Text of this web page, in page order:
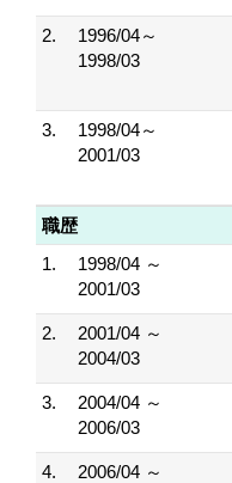
2.
1996/04～
1998/03
3.
1998/04～
2001/03
職歴
1.
1998/04 ～
2001/03
2.
2001/04 ～
2004/03
3.
2004/04 ～
2006/03
4.
2006/04 ～